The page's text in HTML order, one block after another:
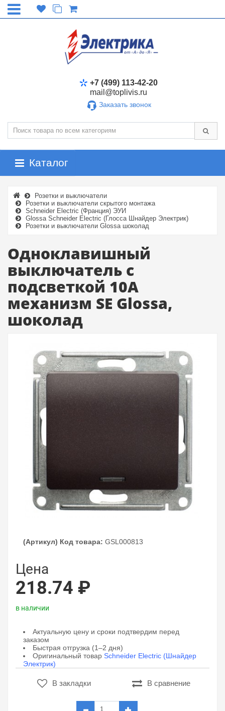
+7 (499) 113-42-20
mail@toplivis.ru
Заказать звонок
Каталог
Розетки и выключатели
Розетки и выключатели скрытого монтажа
Schneider Electric (Франция) ЭУИ
Glossa Schneider Electric (Глосса Шнайдер Электрик)
Розетки и выключатели Glossa шоколад
Одноклавишный
выключатель с
подсветкой 10А
механизм SE Glossa,
шоколад
(Артикул) Код товара: GSL000813
Цена
218.74 ₽
в наличии
Актуальную цену и сроки подтвердим перед
заказом
Быстрая отгрузка (1–2 дня)
Оригинальный товар Schneider Electric (Шнайдер
Электрик)
В закладки В сравнение